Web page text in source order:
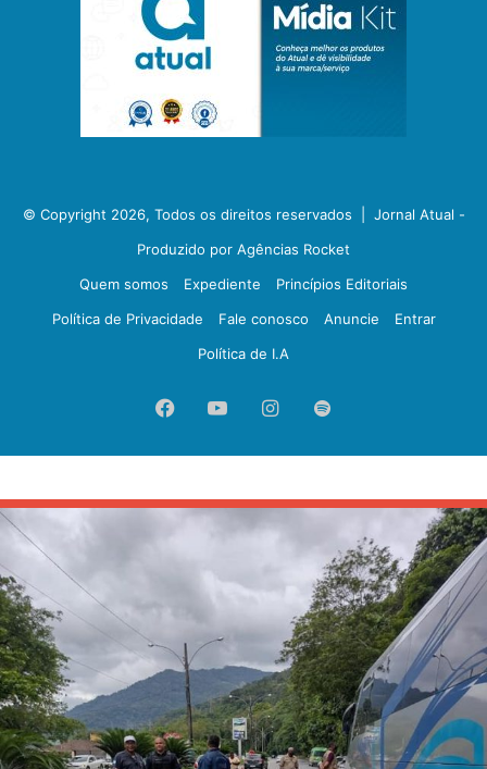
© Copyright 2026, Todos os direitos reservados | Jornal Atual -
Produzido por Agências Rocket
Quem somos
Expediente
Princípios Editoriais
Política de Privacidade
Fale conosco Anuncie
Entrar
Política de I.A
FacebookYouTubeInstagram
Spotify